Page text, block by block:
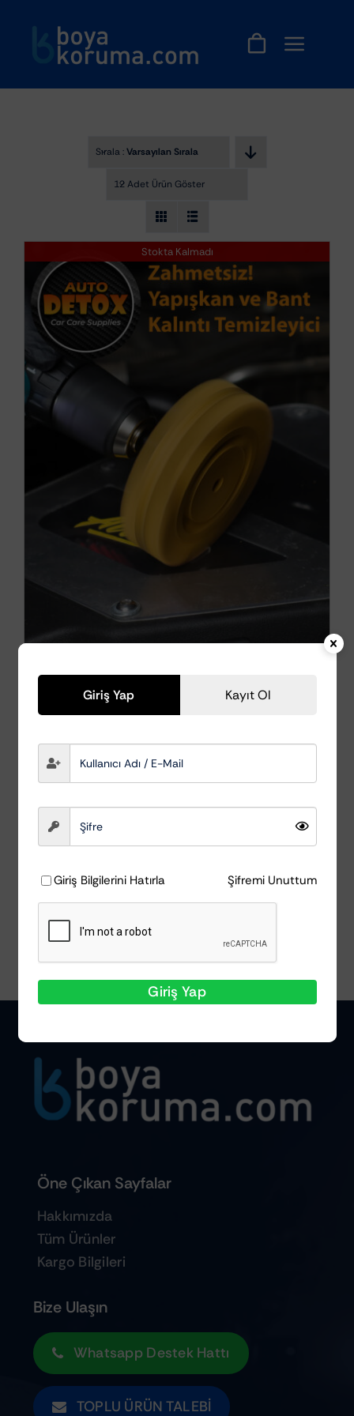
Sırala :Varsayılan Sıralama
12 Adet Ürün Göster
Stokta Kalmadı
AutoDetox Roller –
Matkap Ucu Bant ve
Yapışkan Temizleyici
Aparat
AutoDetox ₺615,28
Öne Çıkan Sayfalar
Hakkımızda
Tüm Ürünler
Kargo Bilgileri
Bize Ulaşın
Whatsapp Destek Hattı
TOPLU ÜRÜN TALEBI
Giriş Yap Kayıt Ol
Giriş Bilgilerini Hatırla Şifremi Unuttum
Giriş Yap